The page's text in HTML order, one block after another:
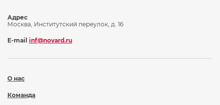
О нас
Команда
Адрес
Москва, Институтский переулок, д. 16
E-mail inf@novard.ru